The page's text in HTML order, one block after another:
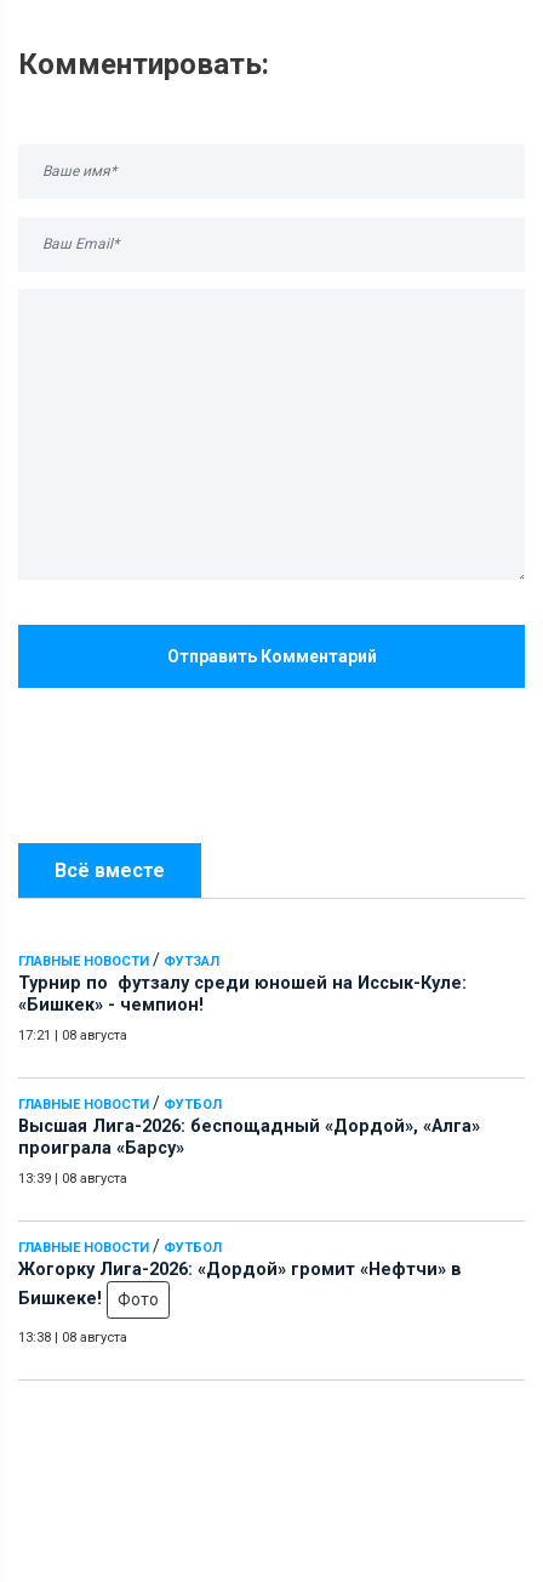
Всё вместе
ГЛАВНЫЕ НОВОСТИ / ФУТЗАЛ
Турнир по футзалу среди юношей на Иссык-Куле:
«Бишкек» - чемпион!
17:21 | 08 августа
ГЛАВНЫЕ НОВОСТИ / ФУТБОЛ
Высшая Лига-2026: беспощадный «Дордой», «Алга»
проиграла «Барсу»
13:39 | 08 августа
ГЛАВНЫЕ НОВОСТИ / ФУТБОЛ
Жогорку Лига-2026: «Дордой» громит «Нефтчи» в
Бишкеке!
Фото
13:38 | 08 августа
Комментировать:
Отправить Комментарий